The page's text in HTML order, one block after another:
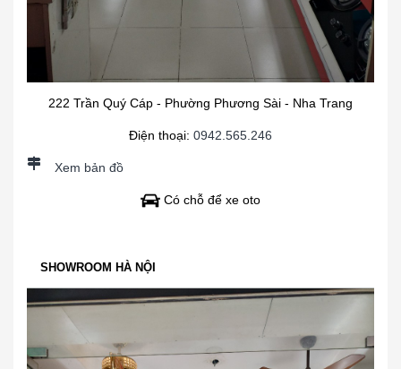
222 Trần Quý Cáp - Phường Phương Sài - Nha Trang
Điện thoại: 0942.565.246
Xem bản đồ
Có chỗ để xe oto
SHOWROOM HÀ NỘI